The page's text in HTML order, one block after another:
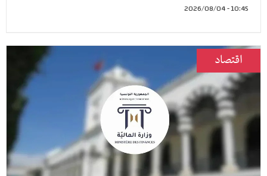
10:45 - 2026/08/04
اقتصاد